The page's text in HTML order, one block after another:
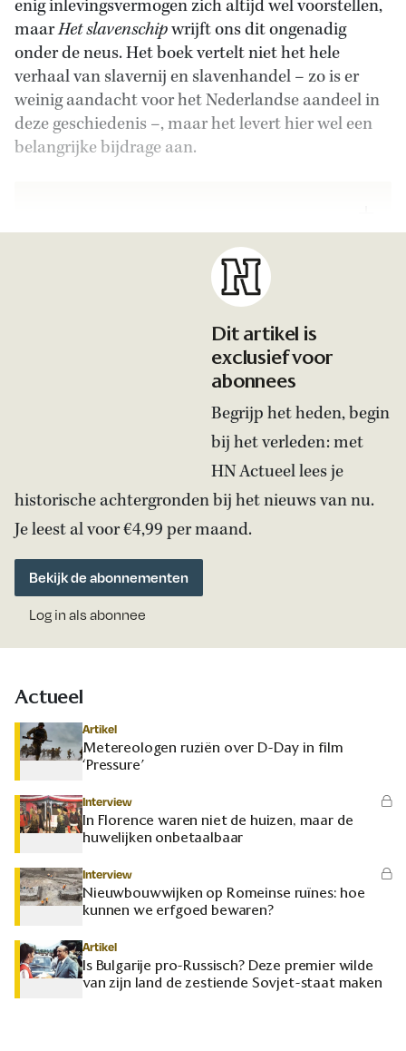
enig inlevingsvermogen zich altijd wel voorstellen,
maarHet slavenschipwrijft ons dit ongenadig
onder de neus. Het boek vertelt niet het hele
verhaal van slavernij en slavenhandel – zo is er
weinig aandacht voor het Nederlandse aandeel in
deze geschiedenis –, maar het levert hier wel een
belangrijke bijdrage aan.
Dit artikel is
exclusief voor
abonnees
Begrijp het heden, begin
bij het verleden: met
HN Actueel lees je
historische achtergronden bij het nieuws van nu.
Je leest al voor €4,99 per maand.
Bekijk de abonnementen
Log in als abonnee
Actueel
Artikel
Metereologen ruziën over D-Day in film
‘Pressure’
Interview
In Florence waren niet de huizen, maar de
huwelijken onbetaalbaar
Interview
Nieuwbouwwijken op Romeinse ruïnes: hoe
kunnen we erfgoed bewaren?
Artikel
Is Bulgarije pro-Russisch? Deze premier wilde
van zijn land de zestiende Sovjet-staat maken